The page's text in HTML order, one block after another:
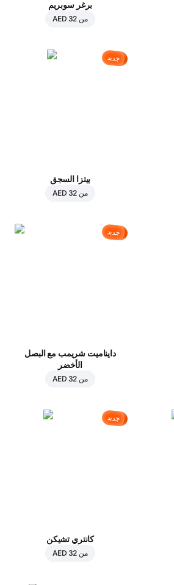
برغر سوبريم
من AED 32
جديد
بيتزا السجق
من AED 32
جديد
دايناميت شريمب مع البصل
الأخضر
من AED 32
جديد
كانتري تشيكن
من AED 32